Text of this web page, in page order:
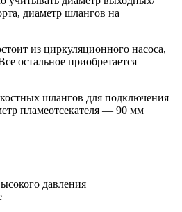
диаметр шлангов на
из циркуляционного насоса,
остальное приобретается
шлангов для подключения
пламеотсекателя — 90 мм
давления